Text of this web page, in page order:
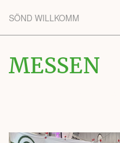
SÖND WILLKOMM
MESSEN